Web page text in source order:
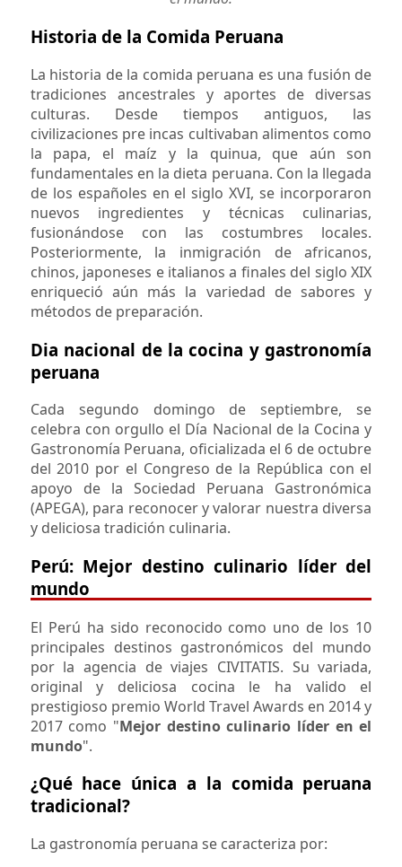
Historia de la Comida Peruana
La historia de la comida peruana es una fusión de
tradiciones ancestrales y aportes de diversas
culturas. Desde tiempos antiguos, las
civilizaciones pre incas cultivaban alimentos como
la papa, el maíz y la quinua, que aún son
fundamentales en la dieta peruana. Con la llegada
de los españoles en el siglo XVI, se incorporaron
nuevos ingredientes y técnicas culinarias,
fusionándose con las costumbres locales.
Posteriormente, la inmigración de africanos,
chinos, japoneses e italianos a finales del siglo XIX
enriqueció aún más la variedad de sabores y
métodos de preparación.
Dia nacional de la cocina y gastronomía
peruana
Cada segundo domingo de septiembre, se
celebra con orgullo el Día Nacional de la Cocina y
Gastronomía Peruana, oficializada el 6 de octubre
del 2010 por el Congreso de la República con el
apoyo de la Sociedad Peruana Gastronómica
(APEGA), para reconocer y valorar nuestra diversa
y deliciosa tradición culinaria.
Perú: Mejor destino culinario líder del
mundo
El Perú ha sido reconocido como uno de los 10
principales destinos gastronómicos del mundo
por la agencia de viajes CIVITATIS. Su variada,
original y deliciosa cocina le ha valido el
prestigioso premio World Travel Awards en 2014 y
2017 como "Mejor destino culinario líder en el
mundo".
¿Qué hace única a la comida peruana
tradicional?
La gastronomía peruana se caracteriza por: